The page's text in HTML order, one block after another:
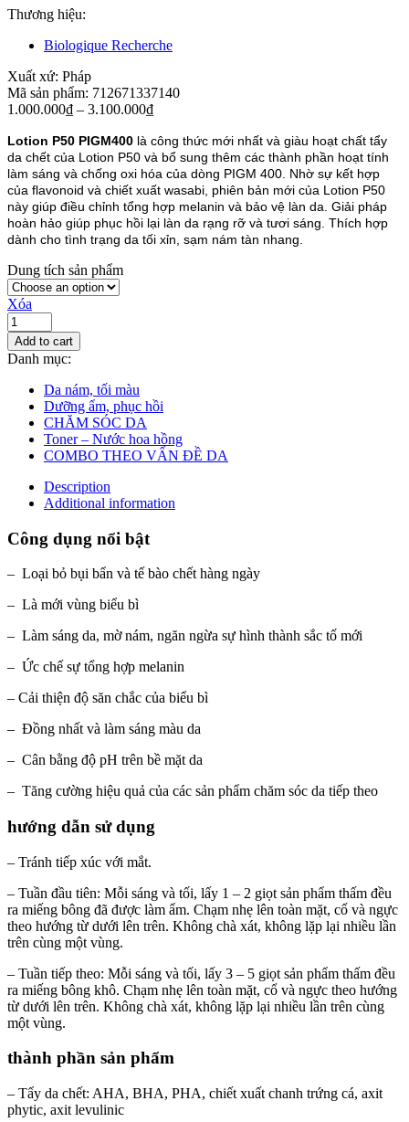
Thương hiệu:
Biologique Recherche
Xuất xứ: Pháp
Mã sản phẩm: 712671337140
1.000.000₫ – 3.100.000₫
Lotion P50 PIGM400 là công thức mới nhất và giàu hoạt chất tẩy
da chết của Lotion P50 và bổ sung thêm các thành phần hoạt tính
làm sáng và chống oxi hóa của dòng PIGM 400. Nhờ sự kết hợp
của flavonoid và chiết xuất wasabi, phiên bản mới của Lotion P50
này giúp điều chỉnh tổng hợp melanin và bảo vệ làn da. Giải pháp
hoàn hảo giúp phục hồi lại làn da rạng rỡ và tươi sáng. Thích hợp
dành cho tình trạng da tối xỉn, sạm nám tàn nhang.
Dung tích sản phẩm
Xóa
Add to cart
Danh mục:
Da nám, tối màu
Dưỡng ẩm, phục hồi
CHĂM SÓC DA
Toner – Nước hoa hồng
COMBO THEO VẤN ĐỀ DA
Description
Additional information
Công dụng nổi bật
– Loại bỏ bụi bẩn và tế bào chết hàng ngày
– Là mới vùng biểu bì
– Làm sáng da, mờ nám, ngăn ngừa sự hình thành sắc tố mới
– Ức chế sự tổng hợp melanin
– Cải thiện độ săn chắc của biểu bì
– Đồng nhất và làm sáng màu da
– Cân bằng độ pH trên bề mặt da
– Tăng cường hiệu quả của các sản phẩm chăm sóc da tiếp theo
hướng dẫn sử dụng
– Tránh tiếp xúc với mắt.
– Tuần đầu tiên: Mỗi sáng và tối, lấy 1 – 2 giọt sản phẩm thấm đều
ra miếng bông đã được làm ẩm. Chạm nhẹ lên toàn mặt, cổ và ngực
theo hướng từ dưới lên trên. Không chà xát, không lặp lại nhiều lần
trên cùng một vùng.
– Tuần tiếp theo: Mỗi sáng và tối, lấy 3 – 5 giọt sản phẩm thấm đều
ra miếng bông khô. Chạm nhẹ lên toàn mặt, cổ và ngực theo hướng
từ dưới lên trên. Không chà xát, không lặp lại nhiều lần trên cùng
một vùng.
thành phần sản phẩm
– Tẩy da chết: AHA, BHA, PHA, chiết xuất chanh trứng cá, axit
phytic, axit levulinic